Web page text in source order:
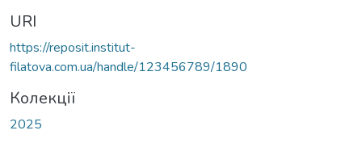
URI
https://reposit.institut-
filatova.com.ua/handle/123456789/1890
Колекції
2025